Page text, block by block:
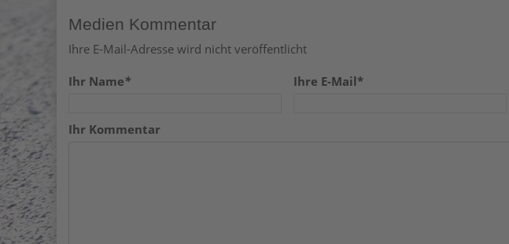
Medien Kommentar
Ihre E-Mail-Adresse wird nicht veröffentlicht
Ihr Name* Ihre E-Mail*
Ihr Kommentar